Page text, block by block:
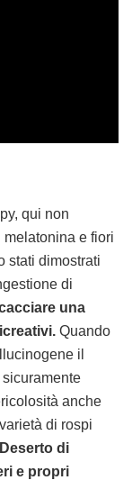
qui non
e fiori
stati dimostrati
di
una
Quando
il
anche
di rospi
di
e propri